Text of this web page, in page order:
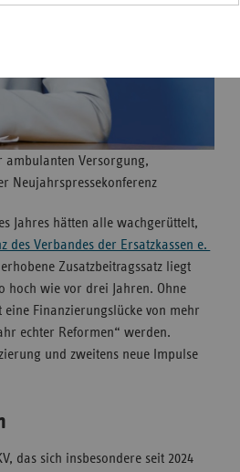
ambulanten Versorgung,
Neujahrspressekonferenz
Jahres hätten alle wachgerüttelt,
des Verbandes der Ersatzkassen e.
Zusatzbeitragssatz liegt
hoch wie vor drei Jahren. Ohne
Finanzierungslücke von mehr
echter Reformen“ werden.
und zweitens neue Impulse
das sich insbesondere seit 2024